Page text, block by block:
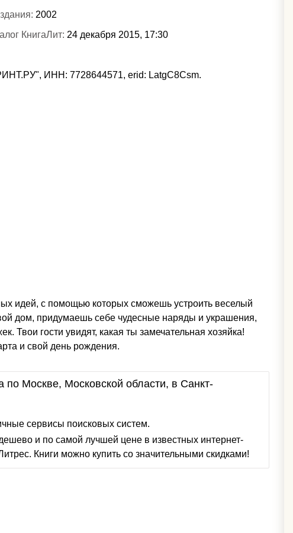
2002
КнигаЛит: 24 декабря 2015, 17:30
ИНН: 7728644571, erid: LatgC8Csm.
идей, с помощью которых сможешь устроить веселый
дом, придумаешь себе чудесные наряды и украшения,
Твои гости увидят, какая ты замечательная хозяйка!
и свой день рождения.
по Москве, Московской области, в Санкт-
сервисы поисковых систем.
и по самой лучшей цене в известных интернет-
Книги можно купить со значительными скидками!